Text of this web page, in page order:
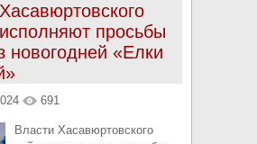
просьбы
новогодней «Елки
691
Власти Хасавюртовского